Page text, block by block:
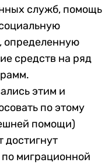
служб, помощь
определенную
средств на ряд
этим и
по этому
помощи)
достигнут
миграционной